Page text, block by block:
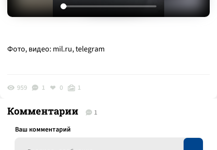
Фото, видео: mil.ru, telegram
959 1 0 1
Комментарии 1